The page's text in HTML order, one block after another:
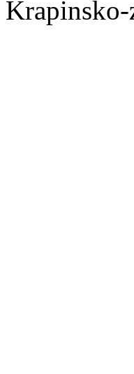
Krapinsko-